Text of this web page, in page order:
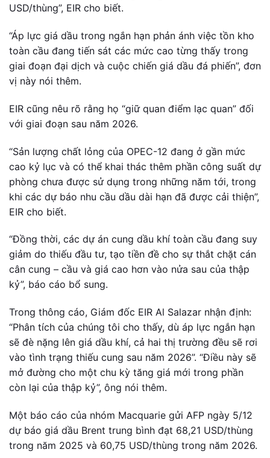
USD/thùng”, EIR cho biết.
“Áp lực giá dầu trong ngắn hạn phản ánh việc tồn kho
toàn cầu đang tiến sát các mức cao từng thấy trong
giai đoạn đại dịch và cuộc chiến giá dầu đá phiến”, đơn
vị này nói thêm.
EIR cũng nêu rõ rằng họ “giữ quan điểm lạc quan” đối
với giai đoạn sau năm 2026.
“Sản lượng chất lỏng của OPEC-12 đang ở gần mức
cao kỷ lục và có thể khai thác thêm phần công suất dự
phòng chưa được sử dụng trong những năm tới, trong
khi các dự báo nhu cầu dầu dài hạn đã được cải thiện”,
EIR cho biết.
“Đồng thời, các dự án cung dầu khí toàn cầu đang suy
giảm do thiếu đầu tư, tạo tiền đề cho sự thắt chặt cán
cân cung – cầu và giá cao hơn vào nửa sau của thập
kỷ”, báo cáo bổ sung.
Trong thông cáo, Giám đốc EIR Al Salazar nhận định:
“Phân tích của chúng tôi cho thấy, dù áp lực ngắn hạn
sẽ đè nặng lên giá dầu khí, cả hai thị trường đều sẽ rơi
vào tình trạng thiếu cung sau năm 2026”. “Điều này sẽ
mở đường cho một chu kỳ tăng giá mới trong phần
còn lại của thập kỷ”, ông nói thêm.
Một báo cáo của nhóm Macquarie gửi AFP ngày 5/12
dự báo giá dầu Brent trung bình đạt 68,21 USD/thùng
trong năm 2025 và 60,75 USD/thùng trong năm 2026.